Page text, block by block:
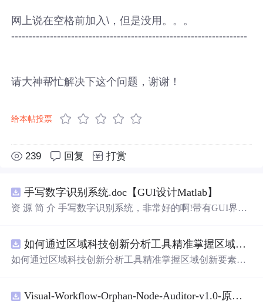
网上说在空格前加入\，但是没用。。。
-------------------------------------------------------------------
请大神帮忙解决下这个问题，谢谢！
给本帖投票
239 回复 打赏
手写数字识别系统.doc【GUI设计Matlab】
资 源 简 介 手写数字识别系统，非常好的啊!带有GUI界
带有直观的图形用户界面（GUI），非常容易使用。你只
需要将手写数字输入系统，它将立即给出准确的识别结
是一个非常方便和实用的工具，你一定会喜欢它的！
如何通过区域科技创新分析工具精准掌握区域创新要素分布与产业链融合现状？.docx
如何通过区域科技创新分析工具精准掌握区域创新要素分
Visual-Workflow-Orphan-Node-Auditor-v1.0-原创源码与文档.zip